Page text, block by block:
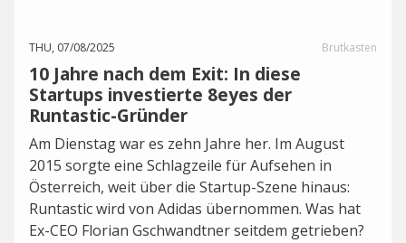
THU, 07/08/2025 Brutkasten
10 Jahre nach dem Exit: In diese
Startups investierte 8eyes der
Runtastic-Gründer
Am Dienstag war es zehn Jahre her. Im August
2015 sorgte eine Schlagzeile für Aufsehen in
Österreich, weit über die Startup-Szene hinaus:
Runtastic wird von Adidas übernommen. Was hat
Ex-CEO Florian Gschwandtner seitdem getrieben?